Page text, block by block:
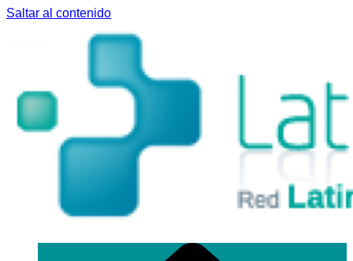
Saltar al contenido